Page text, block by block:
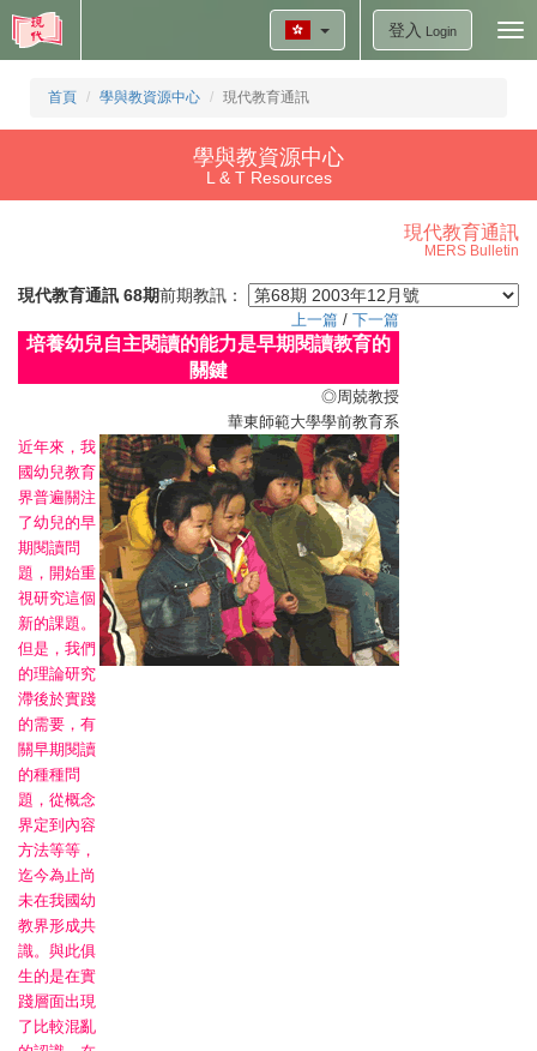
登入 Login
首頁 學與教資源中心 現代教育通訊
學與教資源中心
L & T Resources
現代教育通訊
MERS Bulletin
現代教育通訊 68期前期教訊：
上一篇 / 下一篇
培養幼兒自主閱讀的能力是早期閱讀教育的
關鍵
◎周兢教授
華東師範大學學前教育系
近年來，我
國幼兒教育
界普遍關注
了幼兒的早
期閱讀問
題，開始重
視研究這個
新的課題。
但是，我們
的理論研究
滯後於實踐
的需要，有
關早期閱讀
的種種問
題，從概念
界定到內容
方法等等，
迄今為止尚
未在我國幼
教界形成共
識。與此俱
生的是在實
踐層面出現
了比較混亂